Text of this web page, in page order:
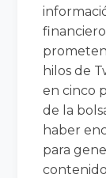
hilos de
en cinco
de la
haber
para